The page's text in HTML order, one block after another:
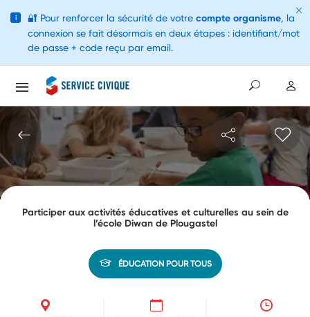
Participer aux activités éducatives et culturelles au sein de
l’école Diwan de Plougastel
ÉDUCATION POUR TOUS
i 🔐 Pour renforcer la sécurité de votre compte organisme, la
connexion se fait désormais en deux étapes : identifiant/mot
de passe + code reçu par email.